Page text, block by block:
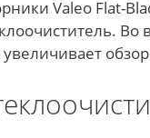
Valeo Flat-
увеличивает